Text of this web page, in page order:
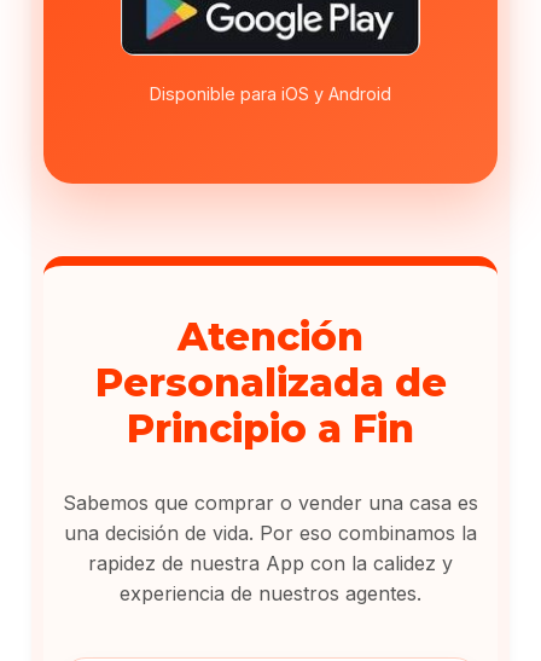
Disponible para iOS y Android
Atención
Personalizada de
Principio a Fin
Sabemos que comprar o vender una casa es
una decisión de vida. Por eso combinamos la
rapidez de nuestra App con la calidez y
experiencia de nuestros agentes.